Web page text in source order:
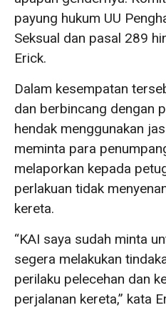
payung hukum UU
Seksual dan pasal 289
Erick.
Dalam kesempatan
dan berbincang dengan
hendak menggunakan
meminta para
melaporkan kepada
perlakuan tidak
kereta.
“KAI saya sudah minta
segera melakukan
perilaku pelecehan dan
perjalanan kereta,” kata